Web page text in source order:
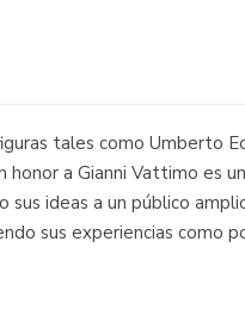
tales como Umberto
honor a Gianni Vattimo es
ideas a un público
sus experiencias como